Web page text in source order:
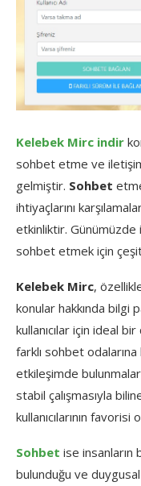
Kelebek Mirc indir
sohbet etme ve
gelmiştir. Sohbet
ihtiyaçlarını
etkinliktir. Günümüzde
sohbet etmek için
Kelebek Mirc,
konular hakkında bilgi
kullanıcılar için ideal
farklı sohbet
etkileşimde
stabil çalışmasıyla
kullanıcılarının favorisi
Sohbet ise insanların
bulunduğu ve